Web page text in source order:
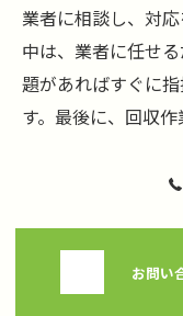
業者に相談し、対
中は、業者に任せ
題があればすぐに
す。最後に、回収作
す。こうした準備
を抑えることができ
お問い